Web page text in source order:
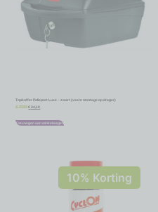
Topkoffer Polisport Luxe – zwart (vaste montage op drager)
€ 37,99 € 34,19
Toevoegen aan winkelwagen
10% Korting